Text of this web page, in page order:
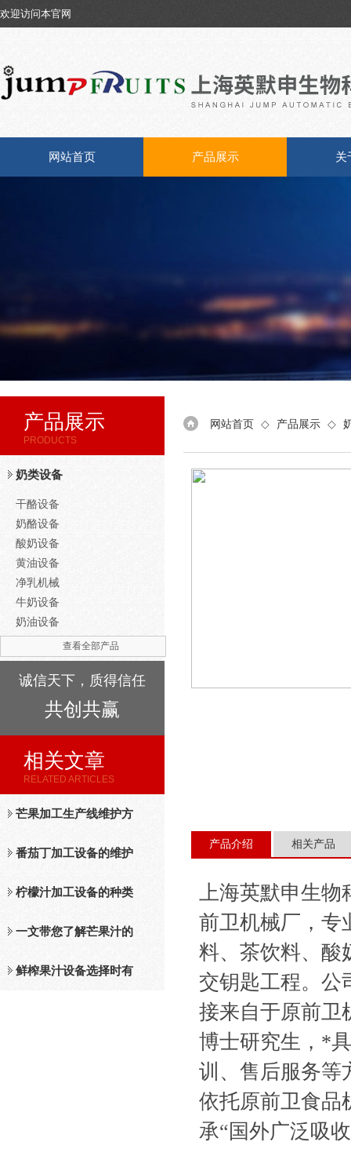
欢迎访问本官网
网站首页 产品展示 关
产品展示
PRODUCTS
奶类设备
干酪设备
奶酪设备
酸奶设备
黄油设备
净乳机械
牛奶设备
奶油设备
查看全部产品
诚信天下，质得信任
共创共赢
相关文章
RELATED ARTICLES
芒果加工生产线维护方
法
番茄丁加工设备的维护
保养措施分析
柠檬汁加工设备的种类
及工作原理介绍
一文带您了解芒果汁的
整套设备和工作流程
鲜榨果汁设备选择时有
网站首页 ◇ 产品展示 ◇
产品介绍 相关产品
上海英默申生物
前卫机械厂，专
料、茶饮料、酸
交钥匙工程。公
接来自于原前卫
博士研究生，*
训、售后服务等
依托原前卫食品
承“国外广泛吸